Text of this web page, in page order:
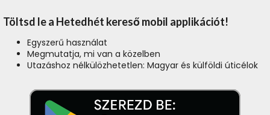
Töltsd le a Hetedhét kereső mobil applikációt!
Egyszerű használat
Megmutatja, mi van a közelben
Utazáshoz nélkülözhetetlen: Magyar és külföldi úticélok